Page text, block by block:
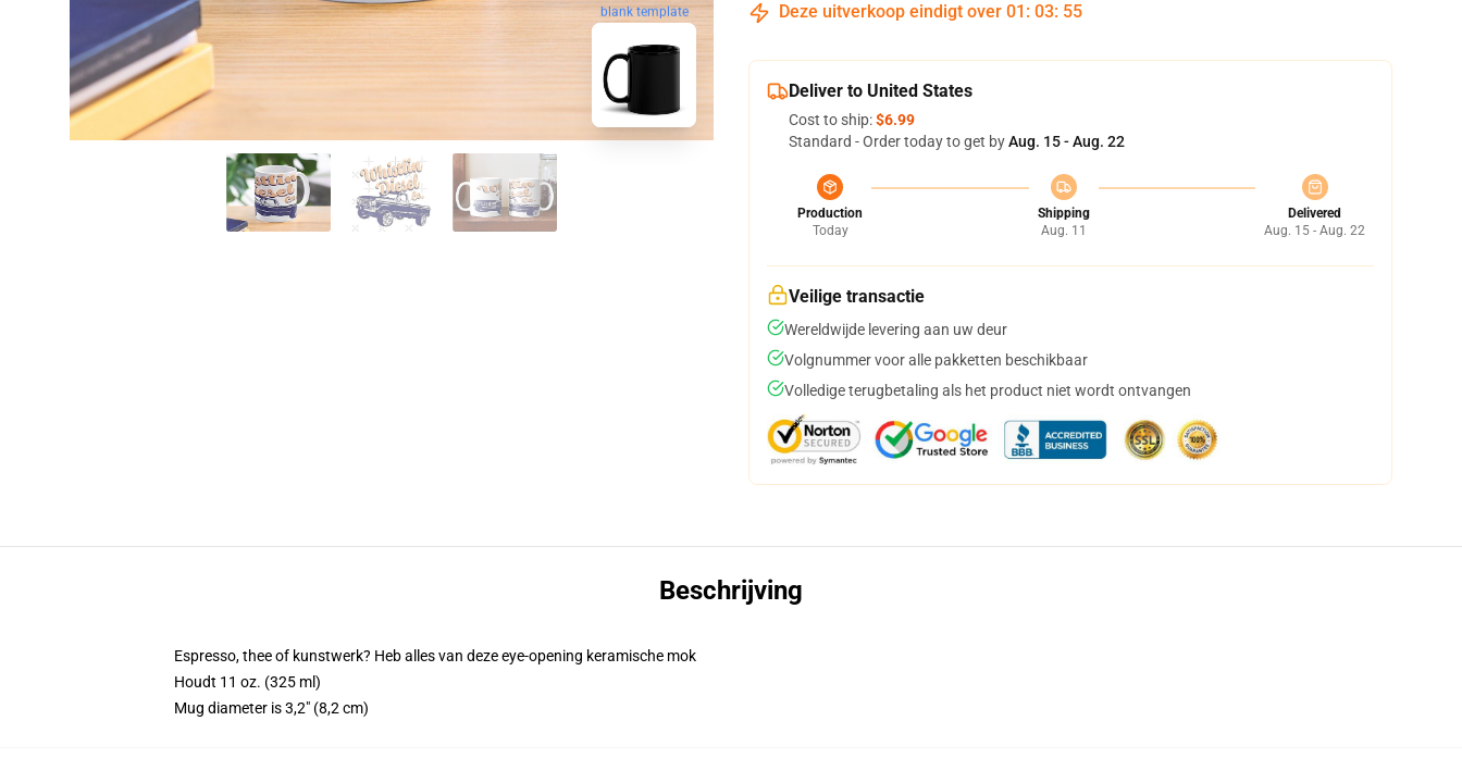
blank template Deze uitverkoop eindigt over 01 : 03: 54
Deliver to United States
Cost to ship:$6.99
Standard - Order today to get byAug. 15 - Aug. 22
Production
Today
Shipping
Aug. 11
Delivered
Aug. 15 - Aug. 22
Veilige transactie
Wereldwijde levering aan uw deur
Volgnummer voor alle pakketten beschikbaar
Volledige terugbetaling als het product niet wordt ontvangen
Beschrijving
Espresso, thee of kunstwerk? Heb alles van deze eye-opening keramische mok
Houdt 11 oz. (325 ml)
Mug diameter is 3,2" (8,2 cm)